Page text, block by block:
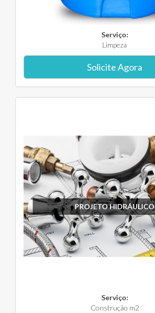
Serviço:
Limpeza
Solicite Agora
PROJETO HIDRÁULICO
Serviço:
Construção m2